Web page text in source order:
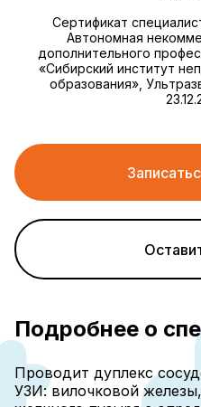
Сертификат
Автономная
дополнительного
«Сибирский институт
образования»,
Подробнее о
Проводит дуплекс
УЗИ: вилочковой